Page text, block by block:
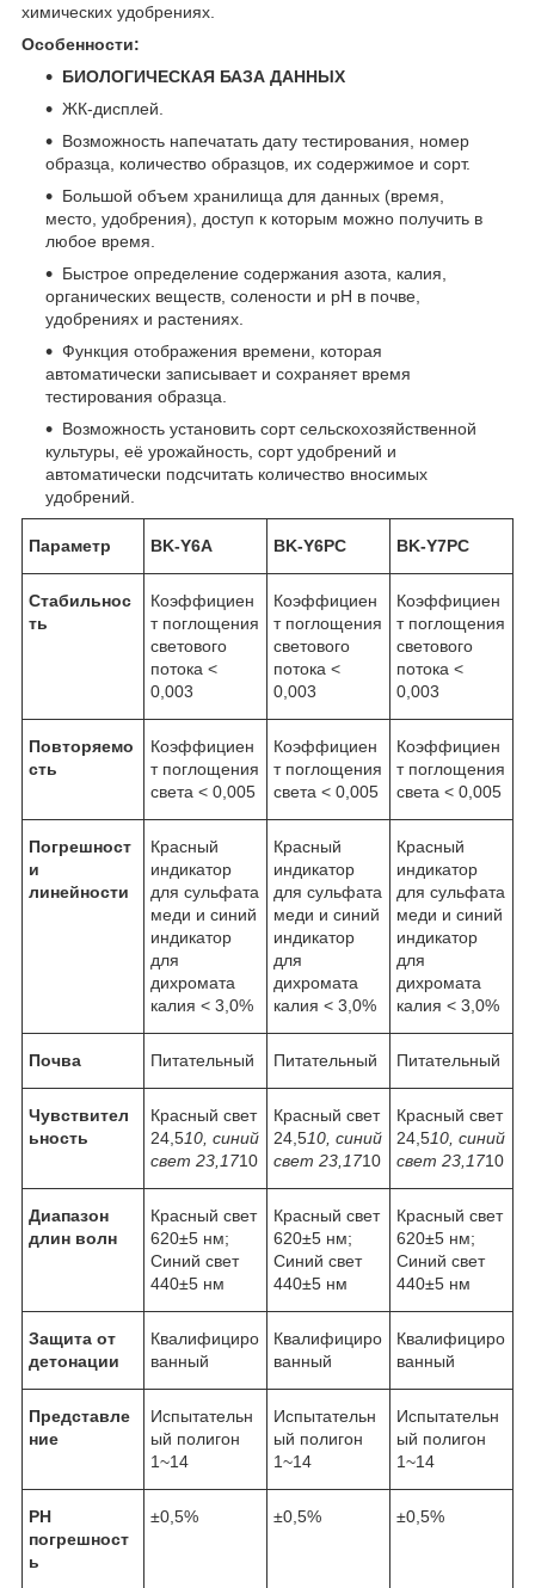
химических удобрениях.
Особенности:
БИОЛОГИЧЕСКАЯ БАЗА ДАННЫХ
ЖК-дисплей.
Возможность напечатать дату тестирования, номер
образца, количество образцов, их содержимое и сорт.
Большой объем хранилища для данных (время,
место, удобрения), доступ к которым можно получить в
любое время.
Быстрое определение содержания азота, калия,
органических веществ, солености и pH в почве,
удобрениях и растениях.
Функция отображения времени, которая
автоматически записывает и сохраняет время
тестирования образца.
Возможность установить сорт сельскохозяйственной
культуры, её урожайность, сорт удобрений и
автоматически подсчитать количество вносимых
удобрений.
Параметр BK-Y6A BK-Y6PC BK-Y7PC
Стабильнос
ть
Коэффициен
т поглощения
светового
потока <
0,003
Коэффициен
т поглощения
светового
потока <
0,003
Коэффициен
т поглощения
светового
потока <
0,003
Повторяемо
сть
Коэффициен
т поглощения
света < 0,005
Коэффициен
т поглощения
света < 0,005
Коэффициен
т поглощения
света < 0,005
Погрешност
и
линейности
Красный
индикатор
для сульфата
меди и синий
индикатор
для
дихромата
калия < 3,0%
Красный
индикатор
для сульфата
меди и синий
индикатор
для
дихромата
калия < 3,0%
Красный
индикатор
для сульфата
меди и синий
индикатор
для
дихромата
калия < 3,0%
Почва Питательный Питательный Питательный
Чувствител
ьность
Красный свет
24,510, синий
свет 23,1710
Красный свет
24,510, синий
свет 23,1710
Красный свет
24,510, синий
свет 23,1710
Диапазон
длин волн
Красный свет
620±5 нм;
Синий свет
440±5 нм
Красный свет
620±5 нм;
Синий свет
440±5 нм
Красный свет
620±5 нм;
Синий свет
440±5 нм
Защита от
детонации
Квалифициро
ванный
Квалифициро
ванный
Квалифициро
ванный
Представле
ние
Испытательн
ый полигон
1~14
Испытательн
ый полигон
1~14
Испытательн
ый полигон
1~14
PH
погрешност
ь
±0,5% ±0,5% ±0,5%